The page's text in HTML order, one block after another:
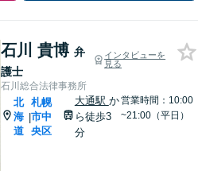
石川 貴博 弁
護士
インタビューを
見る
石川総合法律事務所
北
海
道
|
札幌
市中
央区
大通駅 か
ら徒歩3
分
営業時間：10:00
~21:00（平日）